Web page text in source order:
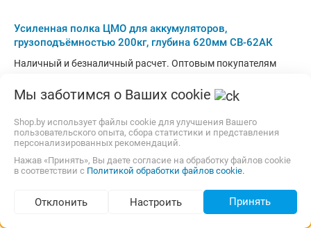
Подбор по параметрам (1 034)
Усиленная полка ЦМО для аккумуляторов,
грузоподъёмностью 200кг, глубина 620мм СВ-62АК
Наличный и безналичный расчет. Оптовым покупателям
25,00 р.,14 августа карта
186,77р.
192,00р.
gigamarket.byНет отзывов
Контакты В магазин
Мы заботимся о Ваших cookie
Shop.by использует файлы cookie для улучшения Вашего
пользовательского опыта, сбора статистики и представления
персонализированных рекомендаций.
Нажав «Принять», Вы даете согласие на обработку файлов cookie
в соответствии с Политикой обработки файлов cookie.
Отклонить Настроить Принять